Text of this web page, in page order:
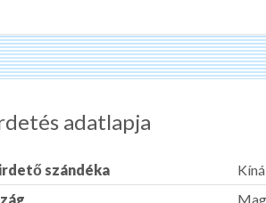
adatlapja
szándéka